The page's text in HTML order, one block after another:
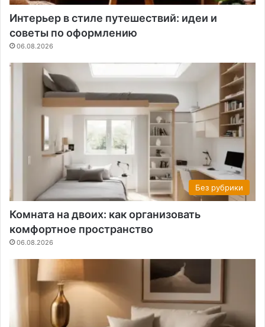
Интерьер в стиле путешествий: идеи и
советы по оформлению
06.08.2026
Без рубрики
Комната на двоих: как организовать
комфортное пространство
06.08.2026